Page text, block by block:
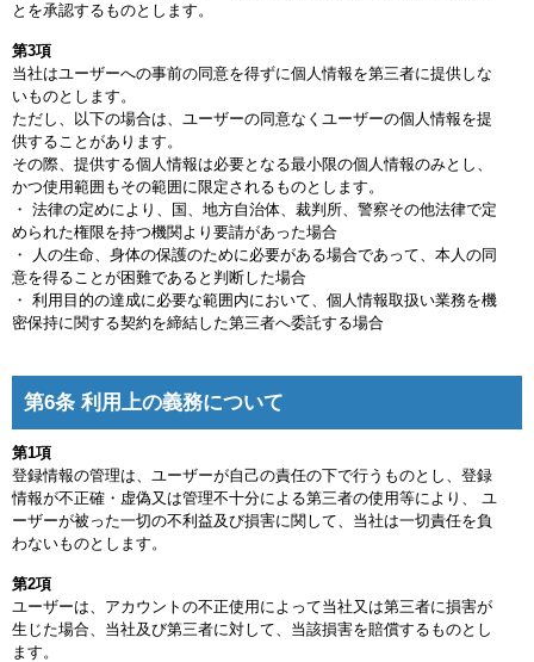
とを承認するものとします。
第3項
当社はユーザーへの事前の同意を得ずに個人情報を第三者に提供しな
いものとします。
ただし、以下の場合は、ユーザーの同意なくユーザーの個人情報を提
供することがあります。
その際、提供する個人情報は必要となる最小限の個人情報のみとし、
かつ使用範囲もその範囲に限定されるものとします。
・ 法律の定めにより、国、地方自治体、裁判所、警察その他法律で定
められた権限を持つ機関より要請があった場合
・ 人の生命、身体の保護のために必要がある場合であって、本人の同
意を得ることが困難であると判断した場合
・ 利用目的の達成に必要な範囲内において、個人情報取扱い業務を機
密保持に関する契約を締結した第三者へ委託する場合
第6条 利用上の義務について
第1項
登録情報の管理は、ユーザーが自己の責任の下で行うものとし、登録
情報が不正確・虚偽又は管理不十分による第三者の使用等により、 ユ
ーザーが被った一切の不利益及び損害に関して、当社は一切責任を負
わないものとします。
第2項
ユーザーは、アカウントの不正使用によって当社又は第三者に損害が
生じた場合、当社及び第三者に対して、当該損害を賠償するものとし
ます。